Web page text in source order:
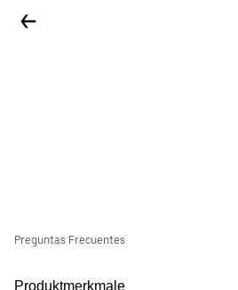
Preguntas Frecuentes
Produktmerkmale